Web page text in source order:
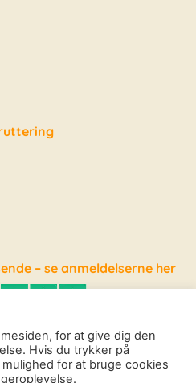
– se anmeldelserne her
– Copyright Dansk
for at give dig den
Hvis du trykker på
mulighed for at bruge cookies